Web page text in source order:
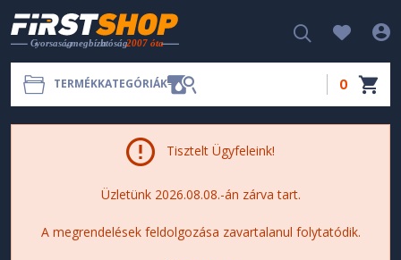
TERMÉKKATEGÓRIÁK 0
Tisztelt Ügyfeleink!
Üzletünk 2026.08.08.-án zárva tart.
A megrendelések feldolgozása zavartalanul folytatódik.